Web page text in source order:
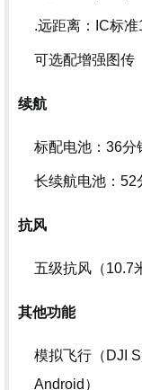
.远距离：IC标
可选配增强图传
续航
标配电池：36分
长续航电池：52
抗风
五级抗风（10.7
其他功能
模拟飞行（DJI
Android）